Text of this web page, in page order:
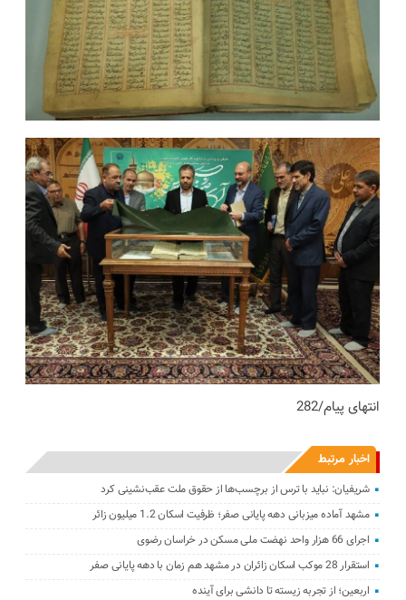
انتهای پیام/282
اخبار مرتبط
شریفیان: نباید با ترس از برچسب‌ها از حقوق ملت عقب‌نشینی کرد
مشهد آماده میزبانی دهه پایانی صفر؛ ظرفیت اسکان 1.2 میلیون زائر
اجرای 66 هزار واحد نهضت ملی مسکن در خراسان رضوی
استقرار 28 موکب اسکان زائران در مشهد هم زمان با دهه پایانی صفر
اربعین؛ از تجربه زیسته تا دانشی برای آینده